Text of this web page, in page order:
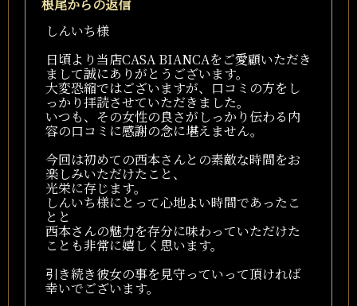
根尾からの返信
しんいち様
日頃より当店CASA BIANCAをご愛顧いただき
まして誠にありがとうございます。
大変恐縮ではございますが、口コミの方をし
っかり拝読させていただきました。
いつも、その女性の良さがしっかり伝わる内
容の口コミに感謝の念に堪えません。
今回は初めての西本さんとの素敵な時間をお
楽しみいただけたこと、
光栄に存じます。
しんいち様にとって心地よい時間であったこ
とと
西本さんの魅力を存分に味わっていただけた
ことも非常に嬉しく思います。
引き続き彼女の事を見守っていって頂ければ
幸いでございます。